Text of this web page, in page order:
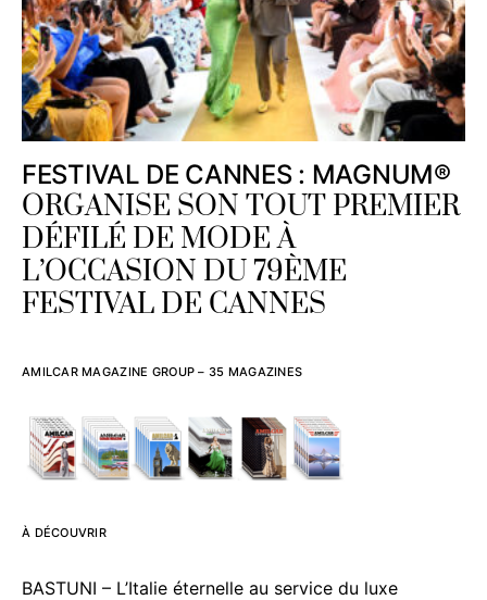
FESTIVAL DE CANNES : MAGNUM®
ORGANISE SON TOUT PREMIER
DÉFILÉ DE MODE À
L’OCCASION DU 79ÈME
FESTIVAL DE CANNES
AMILCAR MAGAZINE GROUP – 35 MAGAZINES
À DÉCOUVRIR
BASTUNI – L’Italie éternelle au service du luxe